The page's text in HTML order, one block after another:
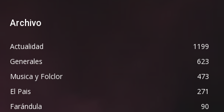
Archivo
Actualidad
1199
Generales
623
Musica y Folclor
473
El Pais
271
Farándula
90